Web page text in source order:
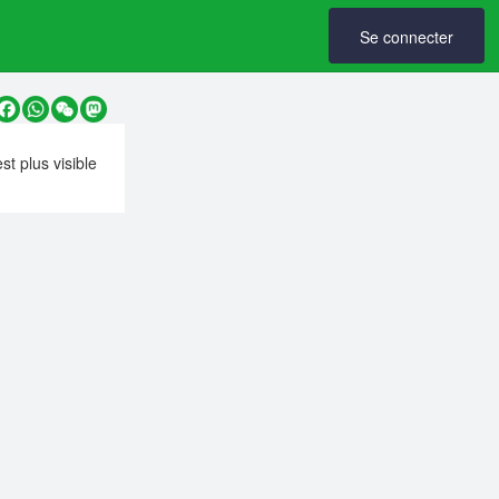
Se connecter
Facebook
WhatsApp
WeChatMastodon
plus visible